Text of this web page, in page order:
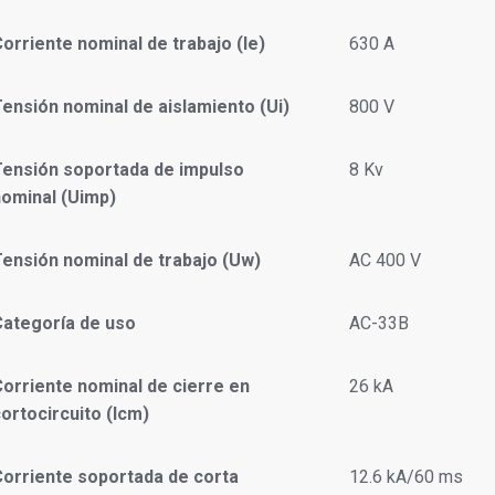
nominal de trabajo (Ie) 630 A
nominal de aislamiento (Ui) 800 V
soportada de impulso
(Uimp)
8 Kv
nominal de trabajo (Uw) AC 400 V
de uso AC-33B
nominal de cierre en
(Icm)
26 kA
soportada de corta
12.6 kA/60 ms